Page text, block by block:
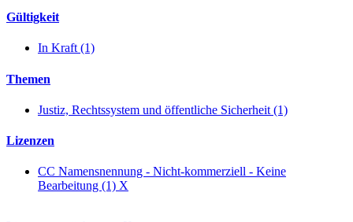
Gültigkeit
In Kraft (1)
Themen
Justiz, Rechtssystem und öffentliche Sicherheit (1)
Lizenzen
CC Namensnennung - Nicht-kommerziell - Keine
Bearbeitung (1) X